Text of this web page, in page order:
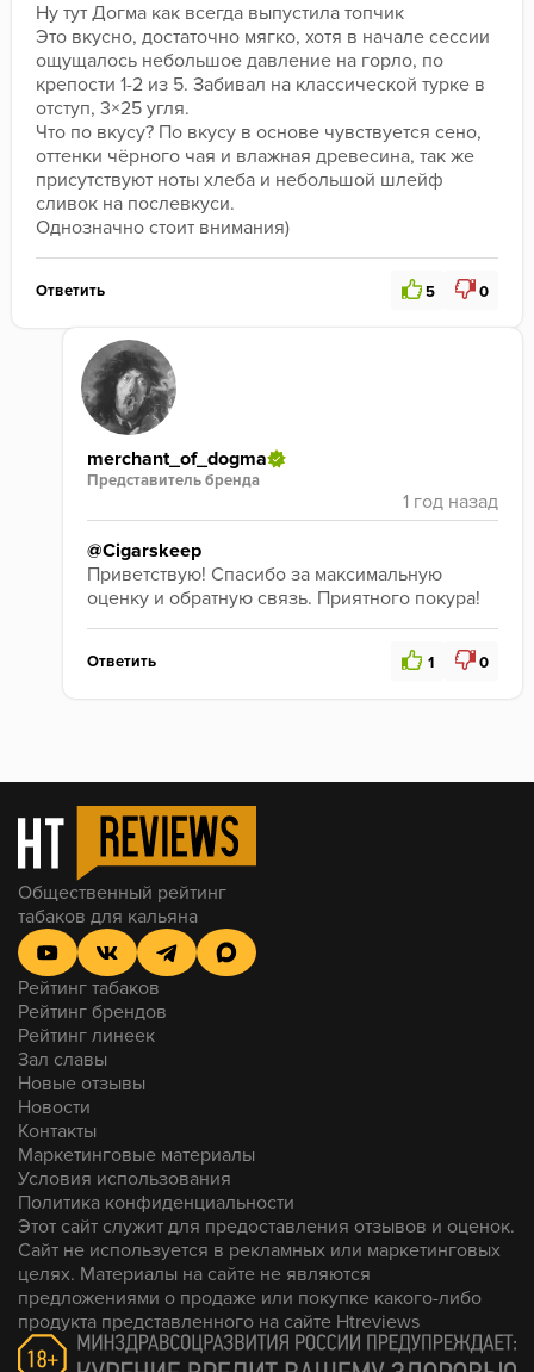
Ну тут Догма как всегда выпустила топчик
Это вкусно, достаточно мягко, хотя в начале сессии
ощущалось небольшое давление на горло, по
крепости 1-2 из 5. Забивал на классической турке в
отступ, 3×25 угля.
Что по вкусу? По вкусу в основе чувствуется сено,
оттенки чёрного чая и влажная древесина, так же
присутствуют ноты хлеба и небольшой шлейф
сливок на послевкуси.
Однозначно стоит внимания)
Ответить 5 0
merchant_of_dogma
Представитель бренда
@Cigarskeep
Приветствую! Спасибо за максимальную
оценку и обратную связь. Приятного покура!
Ответить 1 0
Общественный рейтинг
табаков для кальяна
Рейтинг табаков
Рейтинг брендов
Рейтинг линеек
Зал славы
Новые отзывы
Новости
Контакты
Маркетинговые материалы
Условия использования
Политика конфиденциальности
Этот сайт служит для предоставления отзывов и оценок.
Сайт не используется в рекламных или маркетинговых
целях. Материалы на сайте не являются
предложениями о продаже или покупке какого-либо
продукта представленного на сайте Htreviews